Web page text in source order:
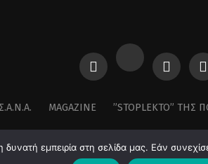
MAGAZINE ”STOPLEKTO” ΤΗΣ
εμπειρία στη σελίδα μας. Εάν